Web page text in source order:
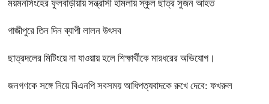
ময়মনসিংহের ফুলবাড়ীয়ায় সন্ত্রাসী হামলায় স্কুল ছাত্র সুজন আহত
গাজীপুরে তিন দিন ব্যাপী লালন উৎসব
ছাত্রদলের মিটিংয়ে না যাওয়ায় হলে শিক্ষার্থীকে মারধরের অভিযোগ।
জনগণকে সঙ্গে নিয়ে বিএনপি সবসময় আধিপত্যবাদকে রুখে দেবে: ফখরুল